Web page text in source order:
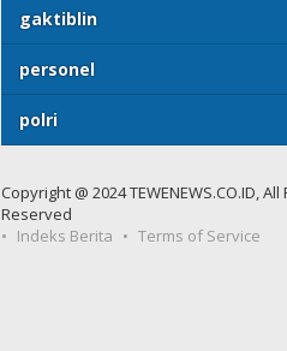
gaktiblin
personel
polri
Copyright @ 2024 TEWENEWS.CO.ID, All
Reserved
Indeks Berita
Terms of Service